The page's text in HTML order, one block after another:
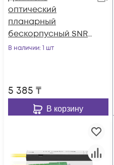
оптический
планарный
бескорпусный SNR-
PLC-M-1x4-SC/UPC
В наличии: 1 шт
5 385 ₸
В корзину